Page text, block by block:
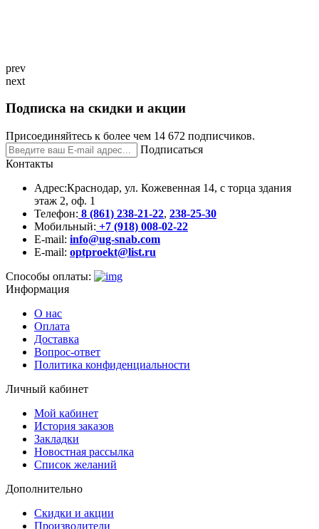
prev
next
Подписка на скидки и акции
Присоединяйтесь к более чем 14 672 подписчиков.
Подписаться
Контакты
Адрес:Краснодар, ул. Кожевенная 14, с торца здания
этаж 2, оф. 1
Телефон: 8 (861) 238-21-22, 238-25-30
Мобильный: +7 (918) 008-02-22
E-mail: info@ug-snab.com
E-mail: optproekt@list.ru
Способы оплаты:
Информация
О нас
Оплата
Доставка
Вопрос-ответ
Политика конфиденциальности
Личный кабинет
Мой кабинет
История заказов
Закладки
Новостная рассылка
Список желаний
Дополнительно
Скидки и акции
Производители